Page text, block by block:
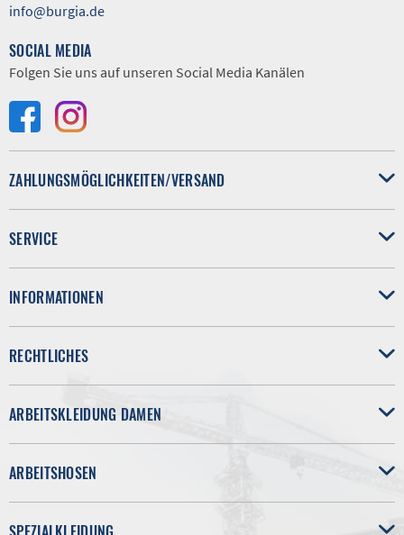
info@burgia.de
SOCIAL MEDIA
Folgen Sie uns auf unseren Social Media Kanälen
ZAHLUNGSMÖGLICHKEITEN/VERSAND
SERVICE
INFORMATIONEN
RECHTLICHES
ARBEITSKLEIDUNG DAMEN
ARBEITSHOSEN